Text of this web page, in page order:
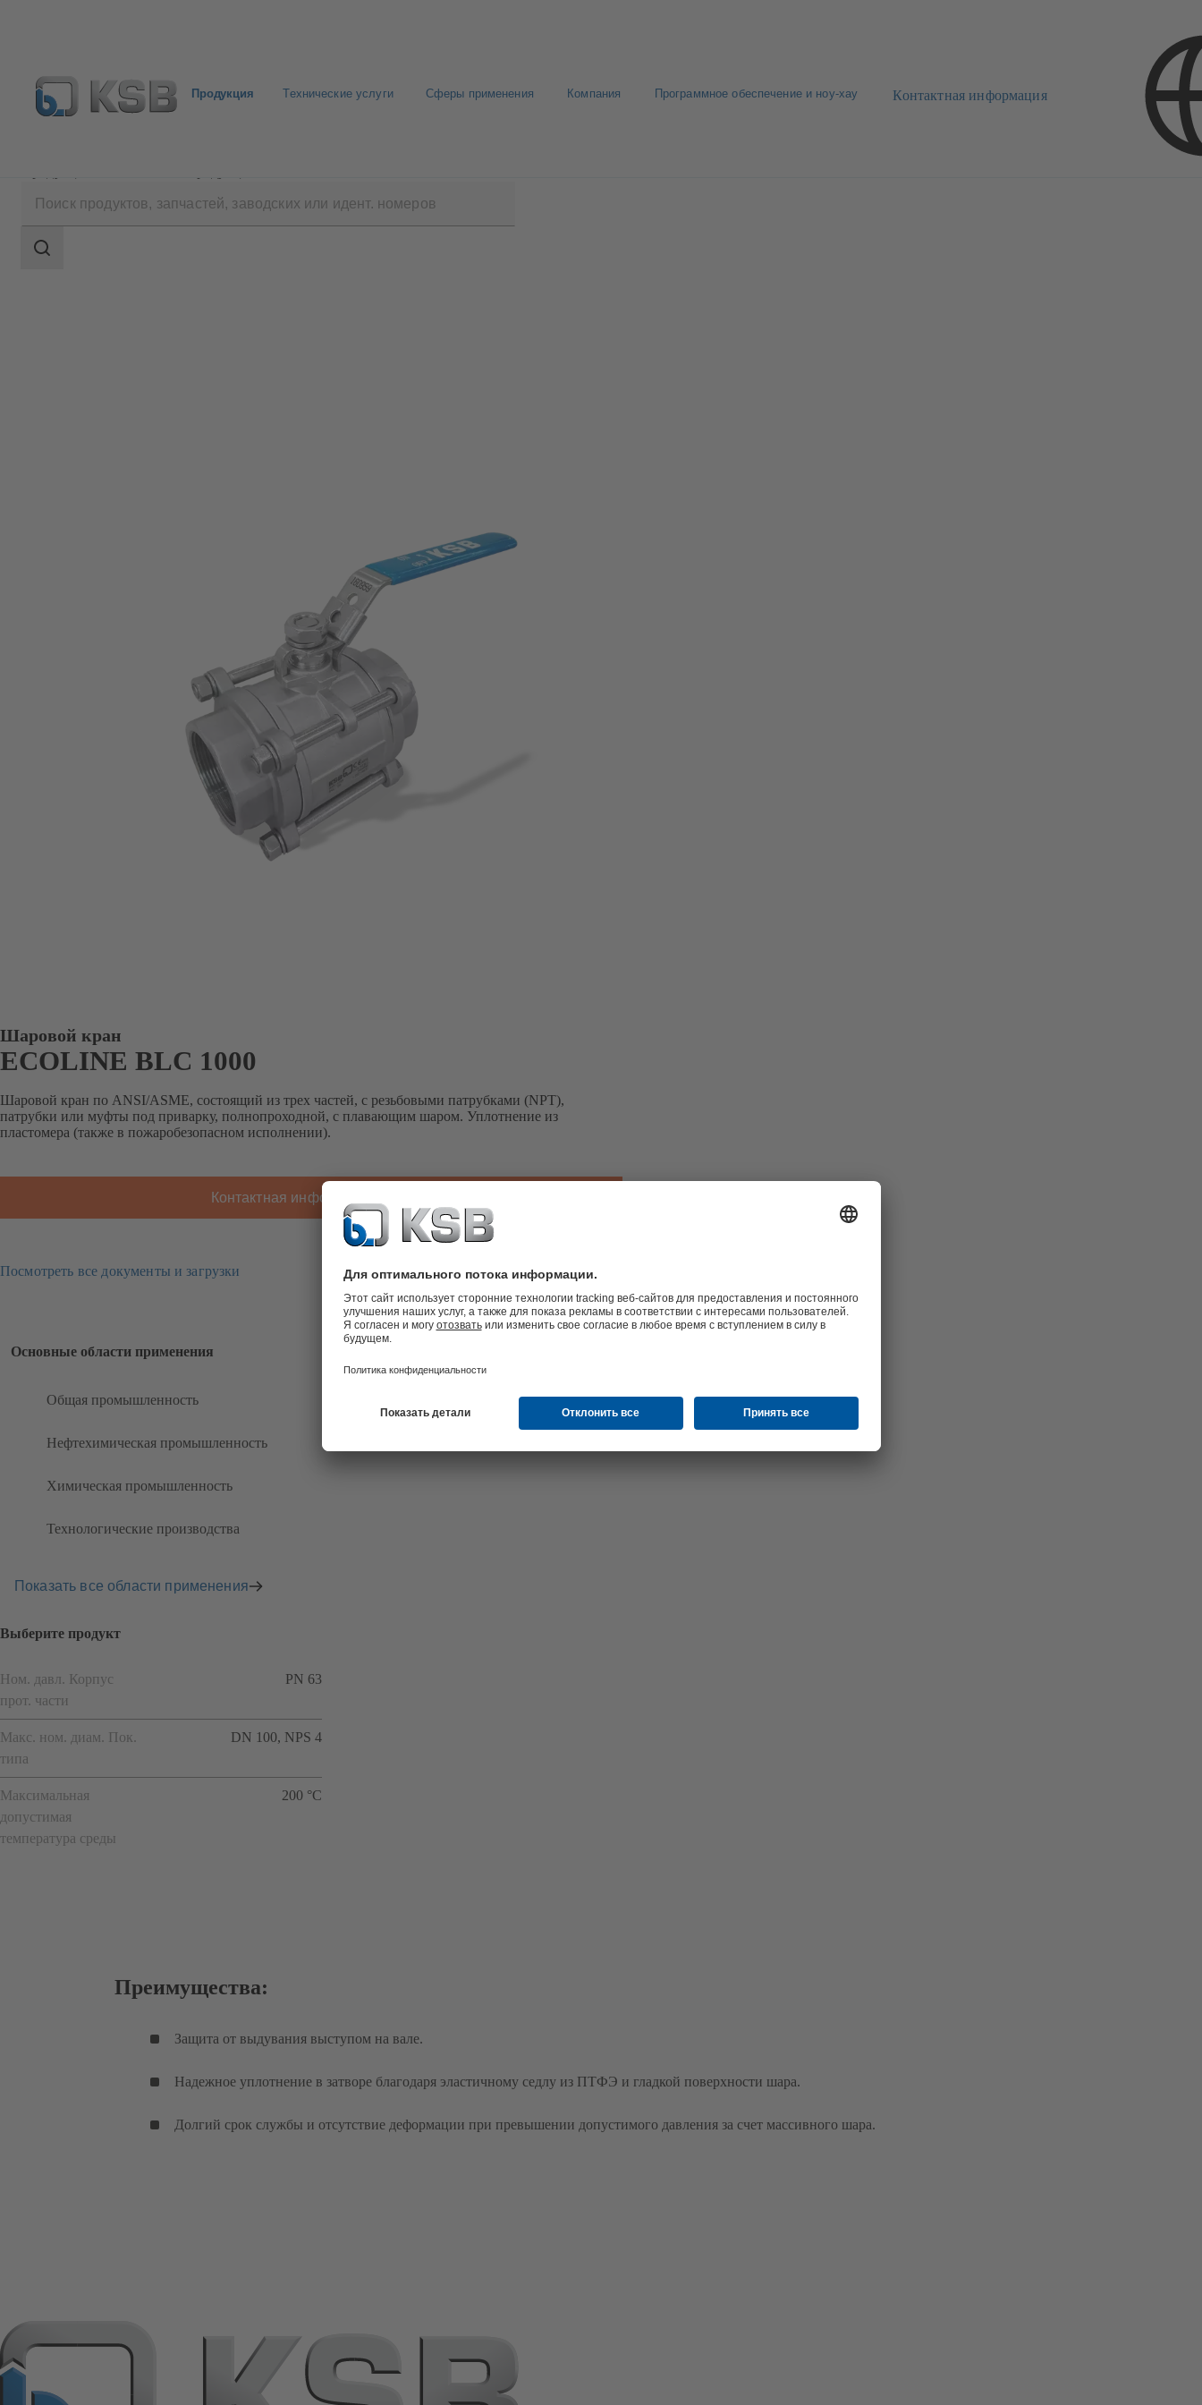
Продукция Технические услуги Сферы применения Компания Программное обеспечение и ноу-хау Контактная информация
поиска
Область
Шаровой кран
ECOLINE BLC 1000
Шаровой кран по ANSI/ASME, состоящий из трех частей, с резьбовыми патрубками (NPT),
патрубки или муфты под приварку, полнопроходной, с плавающим шаром. Уплотнение из
пластомера (также в пожаробезопасном исполнении).
Контактная информация KSB
Посмотреть все документы и загрузки
Основные области применения
Общая промышленность
Нефтехимическая промышленность
Химическая промышленность
Технологические производства
Показать все области применения
Выберите продукт
Ном. давл. Корпус
прот. части
PN 63
Макс. ном. диам. Пок.
типа
DN 100, NPS 4
Максимальная
допустимая
температура среды
200 °C
Преимущества:
Защита от выдувания выступом на вале.
Надежное уплотнение в затворе благодаря эластичному седлу из ПТФЭ и гладкой поверхности шара.
Долгий срок службы и отсутствие деформации при превышении допустимого давления за счет массивного шара.